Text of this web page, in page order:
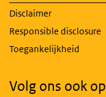
Disclaimer
Responsible disclosure
Toegankelijkheid
Volg ons ook op